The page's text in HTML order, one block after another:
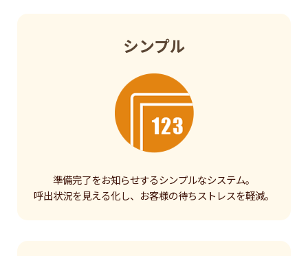
シンプル
準備完了をお知らせするシンプルなシステム。
呼出状況を見える化し、お客様の待ちストレスを軽減。